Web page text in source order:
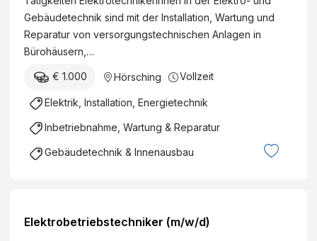
Gebäudetechnik sind mit der Installation, Wartung und
Reparatur von versorgungstechnischen Anlagen in
Bürohäusern,…
€ 1.000 Hörsching Vollzeit
Elektrik, Installation, Energietechnik
Inbetriebnahme, Wartung & Reparatur
Gebäudetechnik & Innenausbau
Elektrobetriebstechniker (m/w/d)